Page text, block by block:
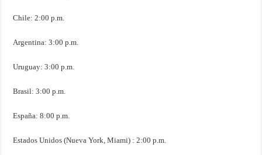
Chile: 2:00 p.m.
Argentina: 3:00 p.m.
Uruguay: 3:00 p.m.
Brasil: 3:00 p.m.
España: 8:00 p.m.
Estados Unidos (Nueva York, Miami) : 2:00 p.m.